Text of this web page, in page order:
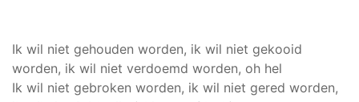
Ik wil niet gehouden worden, ik wil niet gekooid
worden, ik wil niet verdoemd worden, oh hel
Ik wil niet gebroken worden, ik wil niet gered worden,